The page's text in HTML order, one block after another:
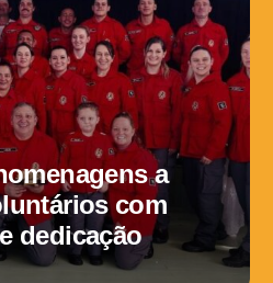
a
com
dedicação